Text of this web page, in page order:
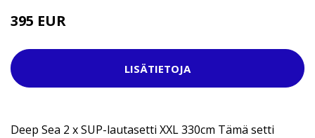
395 EUR
LISÄTIETOJA
Deep Sea 2 x SUP-lautasetti XXL 330cm Tämä setti